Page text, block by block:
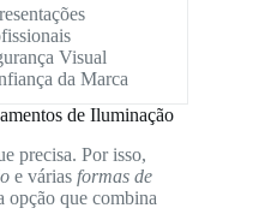
Visual
da Marca
de Iluminação
precisa. Por isso,
e várias formas de
opção que combina